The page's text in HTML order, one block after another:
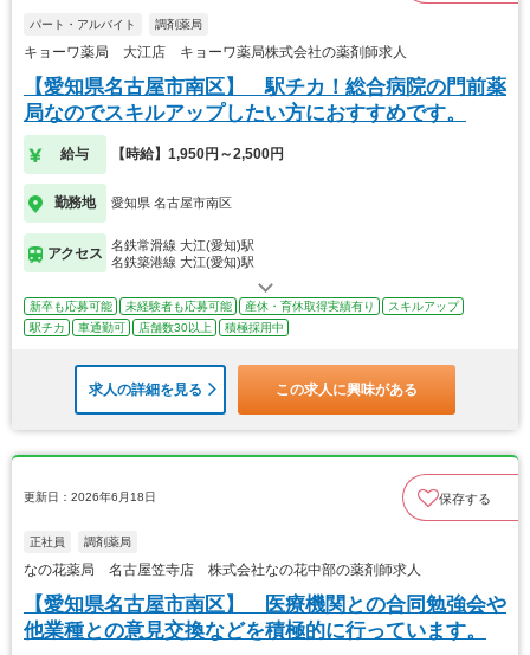
パート・アルバイト 調剤薬局
キョーワ薬局 大江店 キョーワ薬局株式会社の薬剤師求人
【愛知県名古屋市南区】 駅チカ！総合病院の門前薬
局なのでスキルアップしたい方におすすめです。
給与 【時給】1,950円～2,500円
勤務地 愛知県 名古屋市南区
アクセス
名鉄常滑線 大江(愛知)駅
名鉄築港線 大江(愛知)駅
新卒も応募可能 未経験者も応募可能 産休・育休取得実績有り
スキルアップ
駅チカ
車通勤可 店舗数30以上 積極採用中
求人の詳細を見る この求人に興味がある
更新日：2026年6月18日 保存する
正社員 調剤薬局
なの花薬局 名古屋笠寺店 株式会社なの花中部の薬剤師求人
【愛知県名古屋市南区】 医療機関との合同勉強会や
他業種との意見交換などを積極的に行っています。